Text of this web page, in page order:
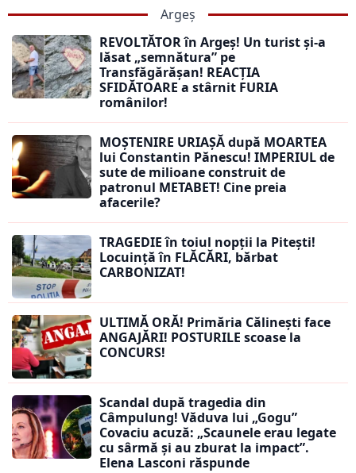
Argeș
REVOLTĂTOR în Argeș! Un turist și-a
lăsat „semnătura” pe
Transfăgărășan! REACȚIA
SFIDĂTOARE a stârnit FURIA
românilor!
MOȘTENIRE URIAȘĂ după MOARTEA
lui Constantin Pănescu! IMPERIUL de
sute de milioane construit de
patronul METABET! Cine preia
afacerile?
TRAGEDIE în toiul nopții la Pitești!
Locuință în FLĂCĂRI, bărbat
CARBONIZAT!
ULTIMĂ ORĂ! Primăria Călinești face
ANGAJĂRI! POSTURILE scoase la
CONCURS!
Scandal după tragedia din
Câmpulung! Văduva lui „Gogu”
Covaciu acuză: „Scaunele erau legate
cu sârmă și au zburat la impact”.
Elena Lasconi răspunde